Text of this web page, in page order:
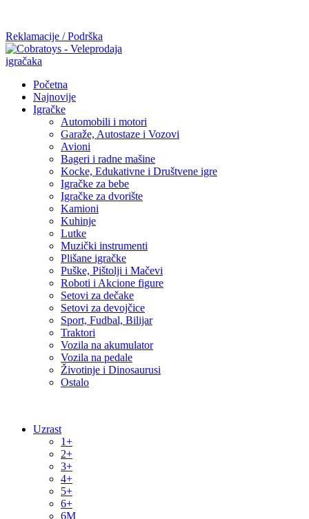
Reklamacije / Podrška
Početna
Najnovije
Igračke
Automobili i motori
Garaže, Autostaze i Vozovi
Avioni
Bageri i radne mašine
Kocke, Edukativne i Društvene igre
Igračke za bebe
Igračke za dvorište
Kamioni
Kuhinje
Lutke
Muzički instrumenti
Plišane igračke
Puške, Pištolji i Mačevi
Roboti i Akcione figure
Setovi za dečake
Setovi za devojčice
Sport, Fudbal, Bilijar
Traktori
Vozila na akumulator
Vozila na pedale
Životinje i Dinosaurusi
Ostalo
Uzrast
1+
2+
3+
4+
5+
6+
6M